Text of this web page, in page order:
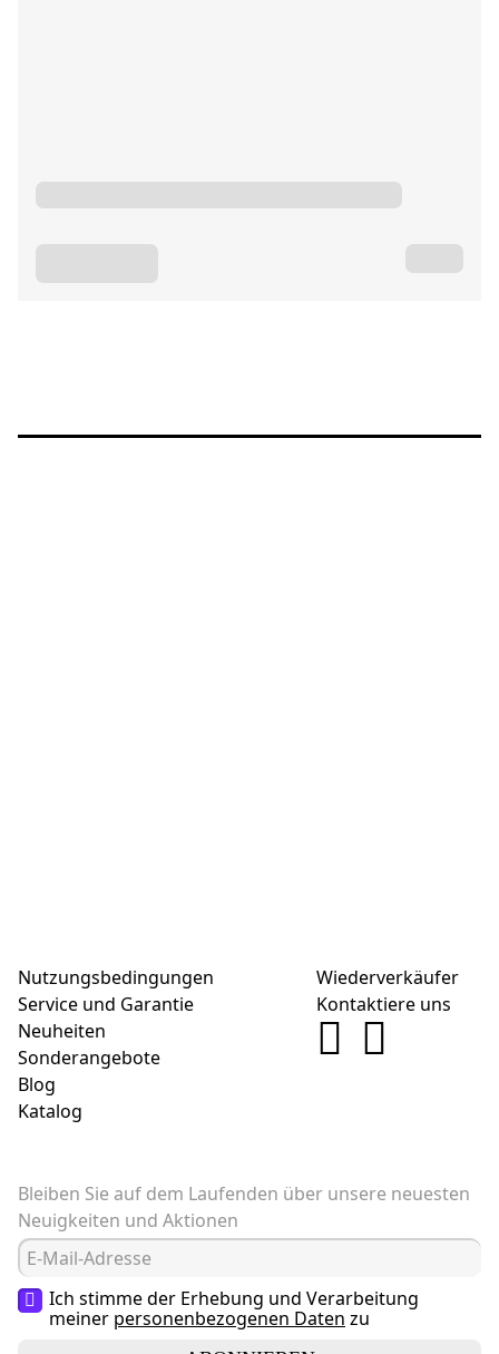
Nutzungsbedingungen
Service und Garantie
Neuheiten
Sonderangebote
Blog
Katalog
Wiederverkäufer
Kontaktiere uns
Bleiben Sie auf dem Laufenden über unsere neuesten
Neuigkeiten und Aktionen
Ich stimme der Erhebung und Verarbeitung
meiner personenbezogenen Daten zu